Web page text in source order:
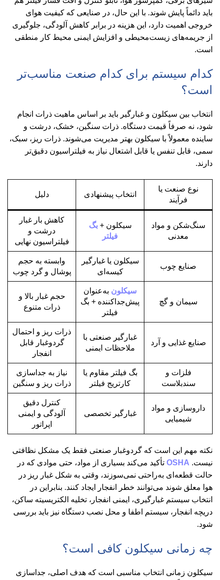
باید دائماً پایش شوند. با این حال، در صنایعی که کیفیت هوای
خروجی اهمیت دارد، این هزینه در برابر کاهش آلودگی، جلوگیری
از جریمه‌های زیست‌محیطی و افزایش ایمنی محیط کار منطقی
است.
کدام سیستم برای کدام صنعت مناسب‌تر
است؟
انتخاب بین سیکلون و غبارگیر باید بر اساس ماهیت ذرات انجام
شود، نه صرفاً قیمت دستگاه. ذرات سنگین، خشک، درشت و
ساینده معمولاً با سیکلون بهتر مدیریت می‌شوند. ذرات ریز، سبک،
سمی، قابل تنفس یا قابل اشتعال نیاز به فیلتراسیون دقیق‌تر
دارند.
نوع صنعت یا
فرآیند
انتخاب پیشنهادی دلیل
سنگ‌شکن و مواد
معدنی
سیکلون +بگ
فیلتر
کاهش بار غبار
درشت و
فیلتراسیون نهایی
صنایع چوب
سیکلون یا غبارگیر
کیسه‌ای
وابسته به حجم
پوشال و گرد چوب
سیمان و گچ
سیکلون به‌عنوان
پیش‌جداکننده + بگ
فیلتر
حجم غبار بالا و
ذرات متنوع
صنایع غذایی و آرد
غبارگیر صنعتی با
ملاحظات ایمنی
ذرات ریز و احتمال
گردوغبار قابل
انفجار
فلزات و
سندبلاست
بگ فیلتر مقاوم یا
کارتریج فیلتر
نیاز به جداسازی
ذرات ریز و سنگین
داروسازی و مواد
شیمیایی
غبارگیر تخصصی
کنترل دقیق
آلودگی و ایمنی
اپراتور
نکته مهم این است که گردوغبار صنعتی فقط یک مشکل نظافتی
نیست. OSHA تأکید می‌کند بسیاری از مواد، حتی موادی که در
حالت قطعه‌ای به‌راحتی نمی‌سوزند، وقتی به شکل غبار ریز در
هوا معلق شوند می‌توانند خطر انفجار ایجاد کنند. بنابراین در
انتخاب سیستم غبارگیری، ایمنی انفجار، تخلیه الکتریسیته ساکن،
دریچه انفجار، سیستم اطفا و محل نصب دستگاه نیز باید بررسی
شود.
چه زمانی سیکلون کافی است؟
سیکلون زمانی انتخاب مناسبی است که هدف اصلی، جداسازی